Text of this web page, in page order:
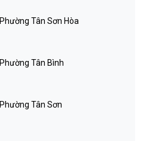
Tân Sơn Hòa
Tân Bình
Tân Sơn